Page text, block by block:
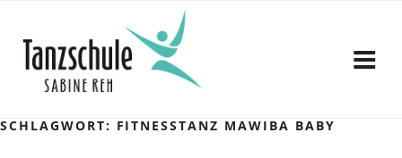
springen
SCHLAGWORT: FITNESSTANZ MAWIBA BABY